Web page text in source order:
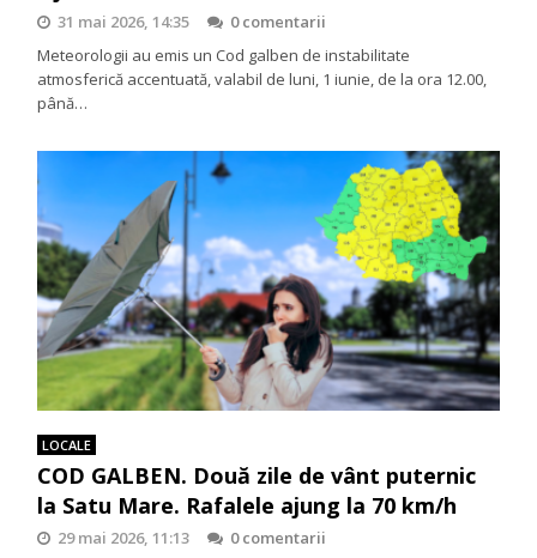
31 mai 2026, 14:35
0 comentarii
Meteorologii au emis un Cod galben de instabilitate
atmosferică accentuată, valabil de luni, 1 iunie, de la ora 12.00,
până…
LOCALE
COD GALBEN. Două zile de vânt puternic
la Satu Mare. Rafalele ajung la 70 km/h
29 mai 2026, 11:13
0 comentarii